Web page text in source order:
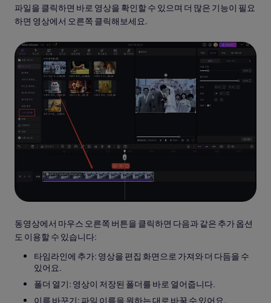
파일을 클릭하면 바로 영상을 확인할 수 있으며 더 많은 기능이 필요
하면 영상에서 오른쪽 클릭해보세요.
동영상에서 마우스 오른쪽 버튼을 클릭하면 다음과 같은 추가 옵션
도 이용할 수 있습니다:
타임라인에 추가: 영상을 편집 화면으로 가져와 더 다듬을 수
있어요.
폴더 열기: 영상이 저장된 폴더를 바로 열어줍니다.
이름 바꾸기: 파일 이름을 원하는 대로 바꿀 수 있어요.